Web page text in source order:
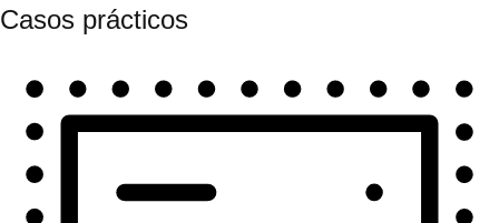
Casos prácticos